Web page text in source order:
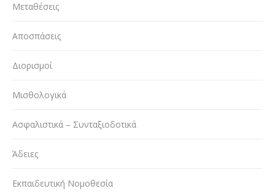
Μεταθέσεις
Αποσπάσεις
Διορισμοί
Μισθολογικά
Ασφαλιστικά – Συνταξιοδοτικά
Άδειες
Εκπαιδευτική Νομοθεσία